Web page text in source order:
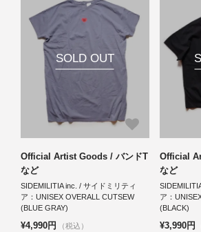
SOLD OUT
Official Artist Goods / バンドT
など
SIDEMILITIA inc. / サイドミリティ
ア：UNISEX OVERALL CUTSEW
(BLUE GRAY)
¥4,990円 （税込）
Official
など
ア：
(BLACK)
¥3,990円